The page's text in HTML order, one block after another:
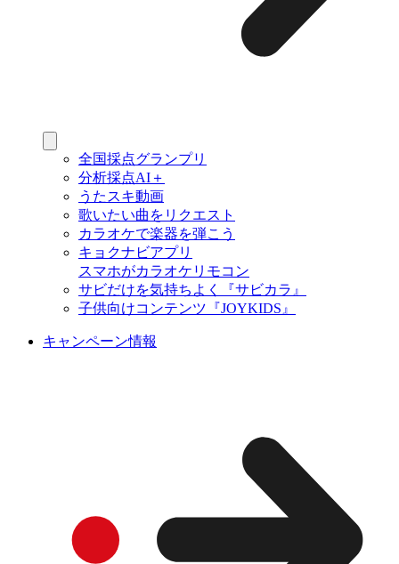
全国採点グランプリ
分析採点AI＋
うたスキ動画
歌いたい曲をリクエスト
カラオケで楽器を弾こう
キョクナビアプリ
スマホがカラオケリモコン
サビだけを気持ちよく『サビカラ』
子供向けコンテンツ『JOYKIDS』
キャンペーン情報